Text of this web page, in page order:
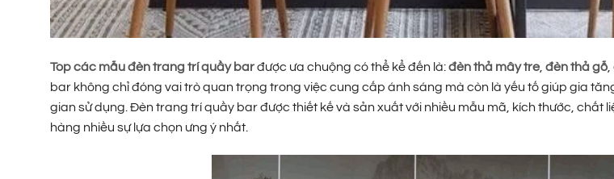
Top các mẫu đèn trang trí quầy barđược ưa chuộng có thể kể đến là:đèn thả mây tre đèn thả gỗ
bar không chỉ đóng vai trò quan trọng trong việc cung cấp ánh sáng mà còn là yếu tố giúp gia
gian sử dụng. Đèn trang trí quầy bar được thiết kế và sản xuất với nhiều mẫu mã, kích thước, chất
hàng nhiều sự lựa chọn ưng ý nhất.